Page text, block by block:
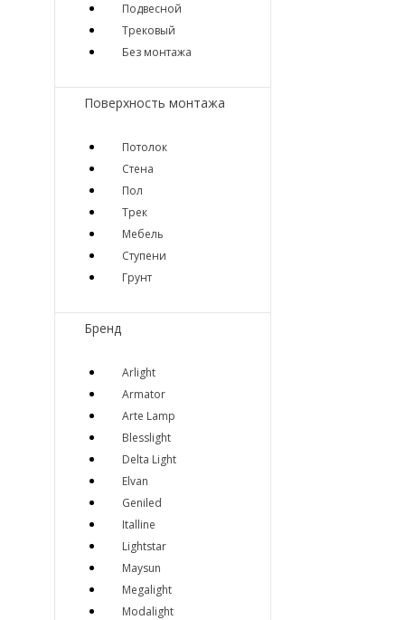
Подвесной
Трековый
Без монтажа
Поверхность монтажа
Потолок
Стена
Пол
Трек
Мебель
Ступени
Грунт
Бренд
Arlight
Armator
Arte Lamp
Blesslight
Delta Light
Elvan
Geniled
Italline
Lightstar
Maysun
Megalight
Modalight